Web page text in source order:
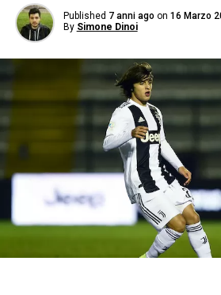
Published 7 anni ago on 16 Marzo
By Simone Dinoi